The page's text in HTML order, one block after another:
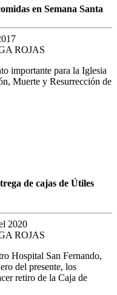
en Semana Santa
ROJAS
importante para la Iglesia
Muerte y Resurrección de
de cajas de Útiles
2020
ROJAS
Hospital San Fernando,
del presente, los
retiro de la Caja de